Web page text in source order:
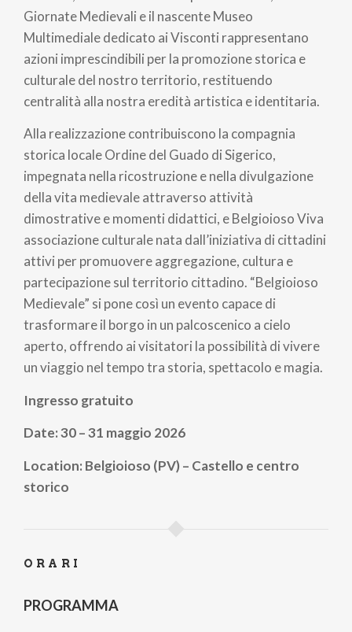
Giornate Medievali e il nascente Museo
Multimediale dedicato ai Visconti rappresentano
azioni imprescindibili per la promozione storica e
culturale del nostro territorio, restituendo
centralità alla nostra eredità artistica e identitaria.
Alla realizzazione contribuiscono la compagnia
storica locale Ordine del Guado di Sigerico,
impegnata nella ricostruzione e nella divulgazione
della vita medievale attraverso attività
dimostrative e momenti didattici, e Belgioioso Viva
associazione culturale nata dall’iniziativa di cittadini
attivi per promuovere aggregazione, cultura e
partecipazione sul territorio cittadino. “Belgioioso
Medievale” si pone così un evento capace di
trasformare il borgo in un palcoscenico a cielo
aperto, offrendo ai visitatori la possibilità di vivere
un viaggio nel tempo tra storia, spettacolo e magia.
Ingresso gratuito
Date: 30 – 31 maggio 2026
Location: Belgioioso (PV) – Castello e centro
storico
ORARI
PROGRAMMA